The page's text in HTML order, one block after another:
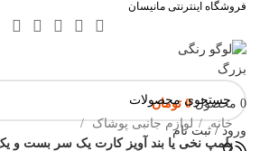
فروشگاه اینترنتی مانیسان
ورود / ثبت نام
0 محصول 0 تومان
خانه
لوازم جانبی پوشاک
پلمپ نخی یا بند آویز کارت یک سر بست و